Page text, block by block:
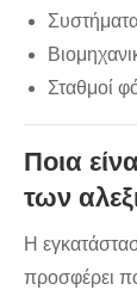
Σταθμοί
Ποια
των
Η
προσφέρει